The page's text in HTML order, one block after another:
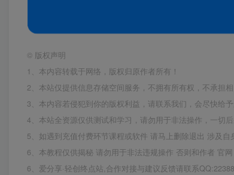
© 版权声明
1、本内容转载于网络，版权归原作者所有！
2、本站仅提供信息存储空间服务，不拥有所有权，不承担相
3、本内容若侵犯到你的版权利益，请联系我们，会尽快给予
4、本站全资源仅供测试和学习，请勿用于非法操作，一切后
5、如遇到充值付费环节课程或软件 请马上删除退出 涉及
6、本教程仅供揭秘 请勿用于非法违规操作 否则和作者 官网
6、爱分享·轻创终点站,合作对接与建议反馈请联系